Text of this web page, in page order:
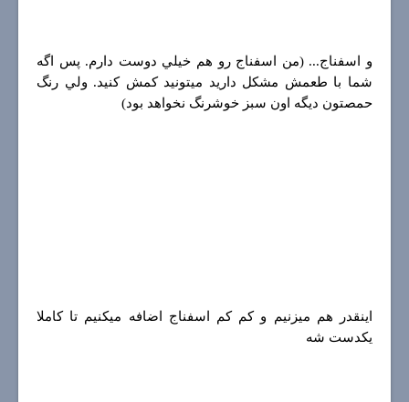
و اسفناج... (من اسفناج رو هم خيلي دوست دارم. پس اگه
شما با طعمش مشكل داريد ميتونيد كمش كنيد. ولي رنگ
حمصتون ديگه اون سبز خوشرنگ نخواهد بود)
اينقدر هم ميزنيم و كم كم اسفناج اضافه ميكنيم تا كاملا
يكدست شه